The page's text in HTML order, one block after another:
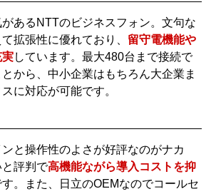
あるNTTのビジネスフォン。文句な
拡張性に優れており、 留守電機能や
実しています。最大480台まで接続で
から、中小企業はもちろん大企業ま
に対応が可能です。
と操作性のよさが好評なのがナカ
評判で高機能ながら導入コストを抑
す。また、日立のOEMなのでコールセ